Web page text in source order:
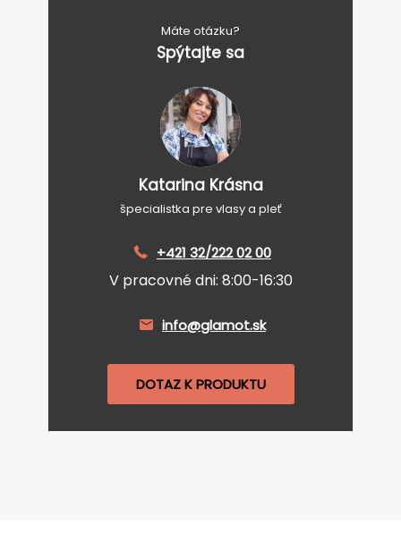
Máte otázku?
Spýtajte sa
Katarina Krásna
špecialistka pre vlasy a pleť
+421 32/222 02 00
V pracovné dni: 8:00-16:30
info@glamot.sk
DOTAZ K PRODUKTU